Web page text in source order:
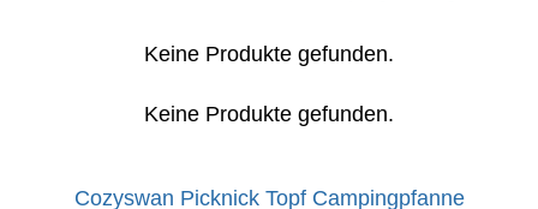
Keine Produkte gefunden.
Keine Produkte gefunden.
Cozyswan Picknick Topf Campingpfanne